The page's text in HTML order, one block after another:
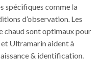
spécifiques comme la
d’observation. Les
chaud sont optimaux pour
Ultramarin aident à
& identification.